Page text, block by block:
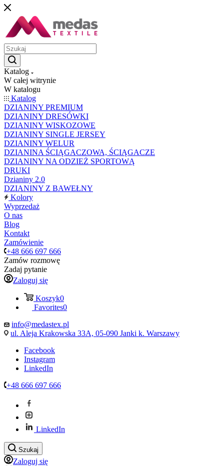
Katalog
W całej witrynie
W katalogu
Katalog
DZIANINY PREMIUM
DZIANINY DRESÓWKI
DZIANINY WISKOZOWE
DZIANINY SINGLE JERSEY
DZIANINY WELUR
DZIANINA ŚCIĄGACZOWA, ŚCIĄGACZE
DZIANINY NA ODZIEŻ SPORTOWĄ
DRUKI
Dzianiny 2.0
DZIANINY Z BAWEŁNY
Kolory
Wyprzedaż
O nas
Blog
Kontakt
Zamówienie
+48 666 697 666
Zamów rozmowę
Zadaj pytanie
Zaloguj się
Koszyk0
Favorites0
info@medastex.pl
ul. Aleja Krakowska 33A, 05-090 Janki k. Warszawy
Facebook
Instagram
LinkedIn
+48 666 697 666
LinkedIn
Szukaj
Zaloguj się